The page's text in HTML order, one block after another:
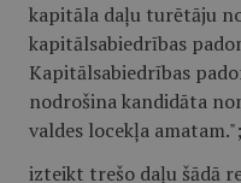
kapitāla daļu turētāju
kapitālsabiedrības
Kapitālsabiedrības
nodrošina kandidāta
valdes locekļa amatam.";
izteikt trešo daļu šādā